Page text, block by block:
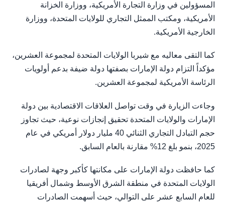
المسؤولين في وزارة التجارة الأمريكية، ووزارة الخزانة
الأمريكية، ومكتب الممثل التجاري للولايات المتحدة، ووزارة
الخارجية الأمريكية.
كما التقى معاليه مع شيربا الولايات المتحدة لمجموعة العشرين،
مؤكداً التزام دولة الإمارات بصفتها دولة ضيفة بدعم أولويات
الرئاسة الأمريكية لمجموعة العشرين.
وجاءت الزيارة في وقت تواصل العلاقات الاقتصادية بين دولة
الإمارات والولايات المتحدة تحقيق إنجازات نوعية، حيث تجاوز
حجم التبادل التجاري الثنائي 40 مليار دولار أمريكي في عام
2025، بنمو بلغ 12% مقارنة بالعام السابق.
كما حافظت دولة الإمارات على مكانتها كأكبر وجهة لصادرات
الولايات المتحدة في منطقة الشرق الأوسط وشمال أفريقيا
للعام السابع عشر على التوالي، حيث أسهمت الصادرات